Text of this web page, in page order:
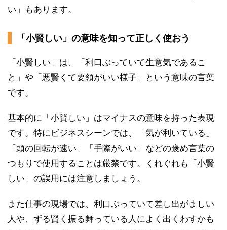
い」もあります。
「小賢しい」の意味を知って正しく使おう
「小賢しい」は、「利口ぶっていて生意気であるこ
と」や「悪賢くて要領がいい様子」という意味の言葉
です。
基本的に「小賢しい」はマイナスの意味を持った表現
です。特にビジネスシーンでは、「気が利いている」
「頭の回転が速い」「手際がいい」などの褒め言葉の
つもりで使用することは厳禁です。くれぐれも「小賢
しい」の誤用には注意しましょう。
また仕事の現場では、利口ぶっていて差し出がましい
人や、ずる賢く振る舞っている人によく出くわすかも